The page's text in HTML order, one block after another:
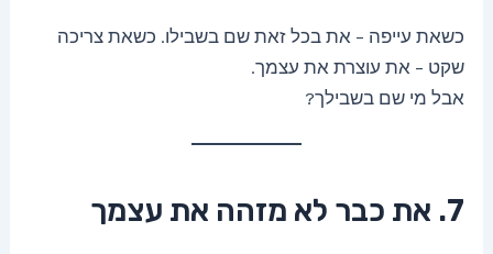
כשאת עייפה – את בכל זאת שם בשבילו. כשאת צריכה
שקט – את עוצרת את עצמך.
אבל מי שם בשבילך?
7. את כבר לא מזהה את עצמך